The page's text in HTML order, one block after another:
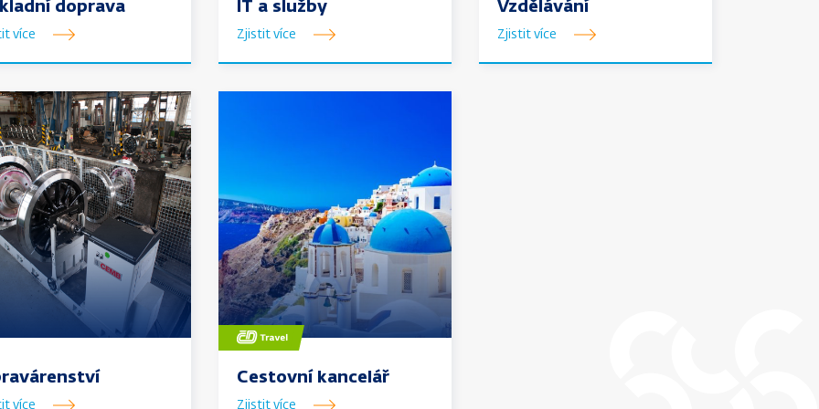
doprava
více
IT a služby
Zjistit více
Vzdělávání
Zjistit více
více
Cestovní kancelář
Zjistit více
kanceláři